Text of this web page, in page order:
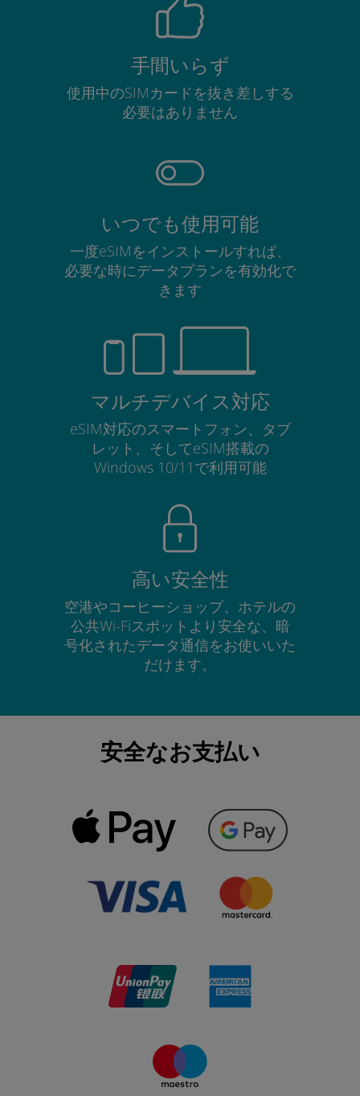
手間いらず
使用中のSIMカードを抜き差しする
必要はありません
いつでも使用可能
一度eSIMをインストールすれば、
必要な時にデータプランを有効化で
きます
マルチデバイス対応
eSIM対応のスマートフォン、タブ
レット、そしてeSIM搭載の
Windows 10/11で利用可能
高い安全性
空港やコーヒーショップ、ホテルの
公共Wi-Fiスポットより安全な、暗
号化されたデータ通信をお使いいた
だけます。
安全なお支払い